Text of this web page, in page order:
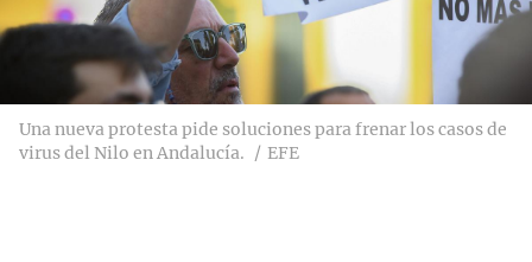
Una nueva protesta pide soluciones para frenar los casos de
virus del Nilo en Andalucía.
EFE